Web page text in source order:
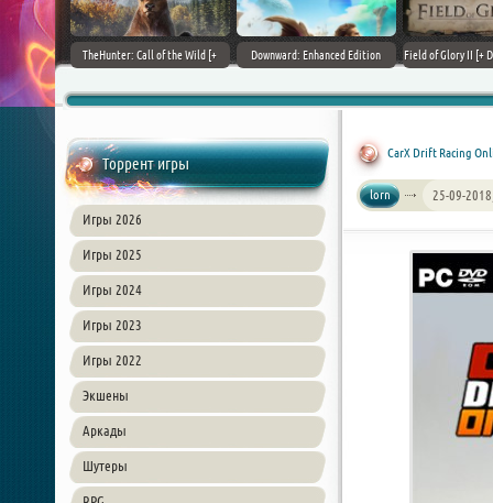
(2017)
TheHunter: Call of the Wild [+
Downward: Enhanced Edition
Field of Glory II [+
Торрент игры
Игры 2026
Игры 2025
Игры 2024
Игры 2023
Игры 2022
Экшены
Аркады
Шутеры
CarX Drift Racing
lorn 25-09-